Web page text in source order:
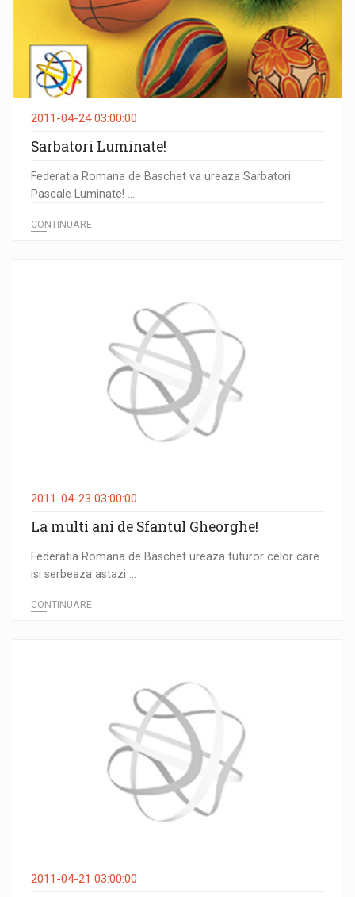
2011-04-24 03:00:00
Sarbatori Luminate!
Federatia Romana de Baschet va ureaza Sarbatori
Pascale Luminate! ...
CONTINUARE
2011-04-23 03:00:00
La multi ani de Sfantul Gheorghe!
Federatia Romana de Baschet ureaza tuturor celor care
isi serbeaza astazi ...
CONTINUARE
2011-04-21 03:00:00